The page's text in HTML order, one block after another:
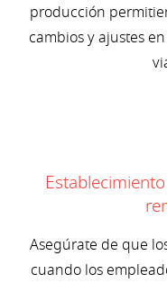
producción
cambios y ajustes
Asegúrate de que
cuando los